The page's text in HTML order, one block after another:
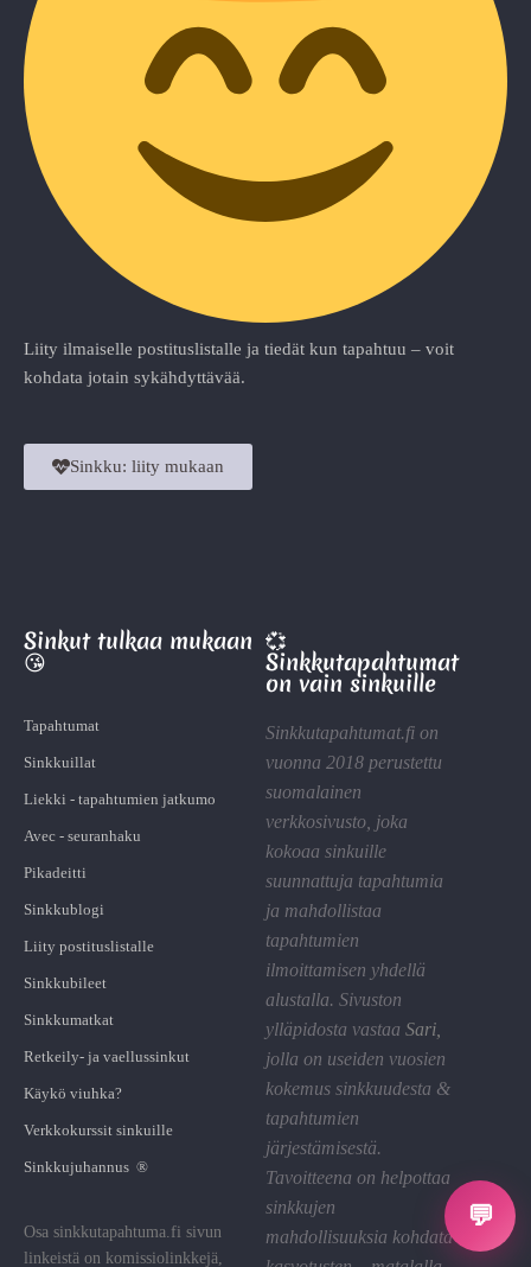
💬
Liity ilmaiselle postituslistalle ja tiedät kun tapahtuu – voit
kohdata jotain sykähdyttävää.
Sinkku: liity mukaan
Sinkut tulkaa mukaan
😘
Tapahtumat
Sinkkuillat
Liekki - tapahtumien jatkumo
Avec - seuranhaku
Pikadeitti
Sinkkublogi
Liity postituslistalle
Sinkkubileet
Sinkkumatkat
Retkeily- ja vaellussinkut
Käykö viuhka?
Verkkokurssit sinkuille
Sinkkujuhannus ®
Osa sinkkutapahtuma.fi sivun
linkeistä on komissiolinkkejä,
💞
Sinkkutapahtumat
on vain sinkuille
Sinkkutapahtumat.fi on
vuonna 2018 perustettu
suomalainen
verkkosivusto, joka
kokoaa sinkuille
suunnattuja tapahtumia
ja mahdollistaa
tapahtumien
ilmoittamisen yhdellä
alustalla. Sivuston
ylläpidosta vastaa Sari
jolla on useiden vuosien
kokemus sinkkuudesta &
tapahtumien
järjestämisestä.
Tavoitteena on helpottaa
sinkkujen
mahdollisuuksia kohdata